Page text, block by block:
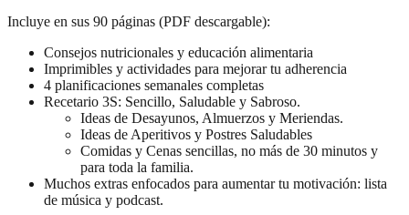
Incluye en sus 90 páginas (PDF descargable):
Consejos nutricionales y educación alimentaria
Imprimibles y actividades para mejorar tu adherencia
4 planificaciones semanales completas
Recetario 3S: Sencillo, Saludable y Sabroso.
Ideas de Desayunos, Almuerzos y Meriendas.
Ideas de Aperitivos y Postres Saludables
Comidas y Cenas sencillas, no más de 30 minutos y
para toda la familia.
Muchos extras enfocados para aumentar tu motivación: lista
de música y podcast.